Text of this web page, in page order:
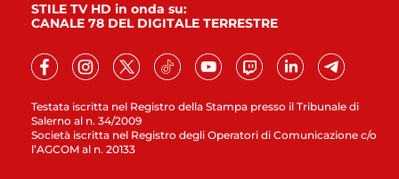
Testata iscritta nel Registro della Stampa presso il Tribunale di
Salerno al n. 34/2009
Società iscritta nel Registro degli Operatori di Comunicazione c/o
l’AGCOM al n. 20133
STILE TV HD in onda su:
CANALE 78 DEL DIGITALE TERRESTRE